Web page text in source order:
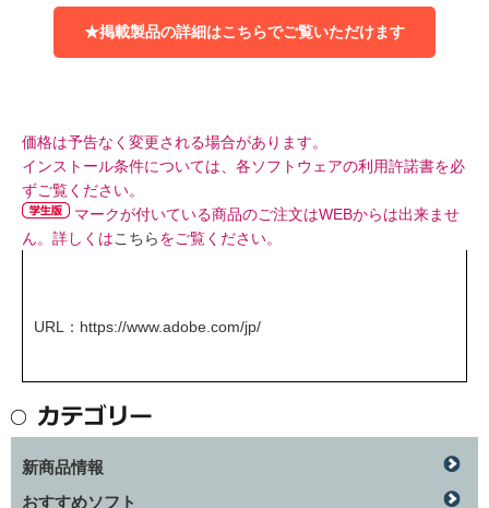
★掲載製品の詳細はこちらでご覧いただけます
価格は予告なく変更される場合があります。
インストール条件については、各ソフトウェアの利用許諾書を必
ずご覧ください。
マークが付いている商品のご注文はWEBからは出来ませ
ん。詳しくはこちらをご覧ください。
URL： https://www.adobe.com/jp/
新商品情報
おすすめソフト